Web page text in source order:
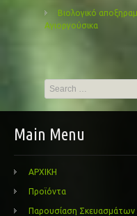
Βιολογικό
Αγιοργούσικα
Search
for:
Main Menu
ΑΡΧΙΚΗ
Προϊόντα
Παρουσίαση Σκευασμάτων